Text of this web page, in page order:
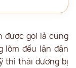
được gọi là cung
lõm đều lận đận
thì thái dương bị